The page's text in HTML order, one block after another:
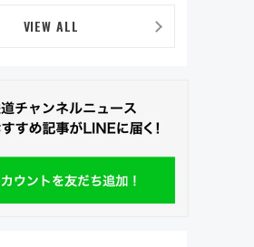
ー」開催
VIEW ALL